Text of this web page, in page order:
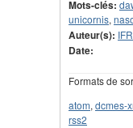
Mots-clés:
unicornis,
Auteur(s):
Date:
Formats de
atom, dcmes-
rss2